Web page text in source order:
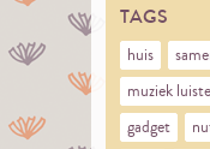
TAGS
huis
muziek
gadget